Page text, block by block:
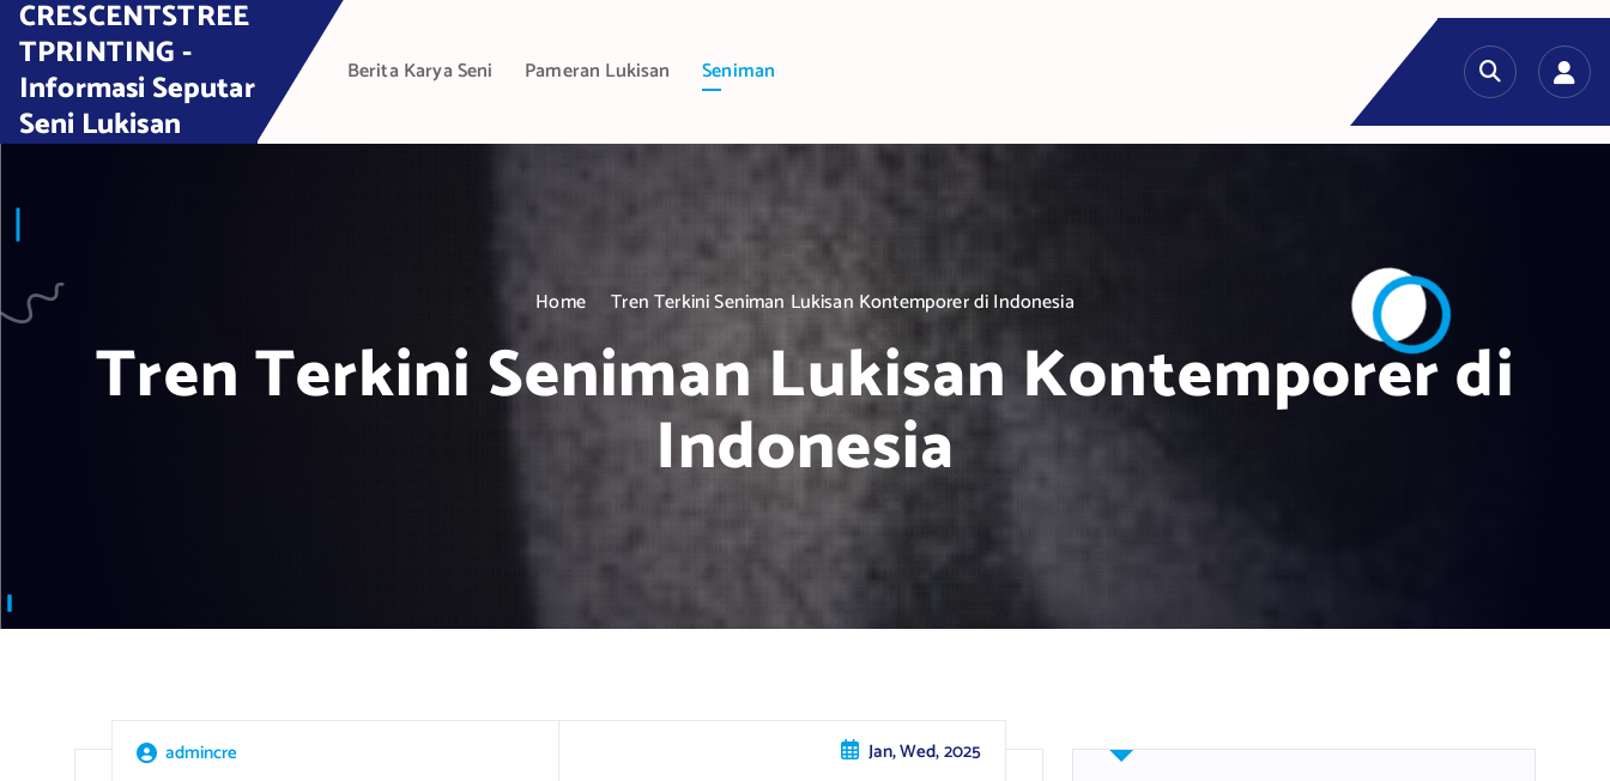
e
CRESCENTSTREE
TPRINTING -
Informasi Seputar
Seni Lukisan
Berita Karya Seni Pameran Lukisan Seniman
Home Tren Terkini Seniman Lukisan Kontemporer di Indonesia
Tren Terkini Seniman Lukisan Kontemporer di
Indonesia
admincre Jan, Wed, 2025